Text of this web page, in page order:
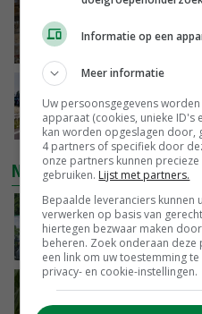
laten
LTO en
te steunen
VANDAAG, 12:29
NIEUWSTE VIDEO'S
Oekraïne-
de ambassade
VANDAAG, 12:00
Limburgse
goed
Informatie op een
Meer informatie
Uw persoonsgegevens
apparaat (cookies, unieke ID's
kan worden opgeslagen
4 partners of specifiek door
onze partners kunnen
gebruiken. Lijst met partners.
Bepaalde leveranciers kunnen
verwerken op basis van
hiertegen bezwaar maken
beheren. Zoek onderaan
een link om uw toestemming
privacy- en cookie-instellingen.